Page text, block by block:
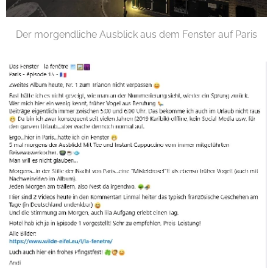
Der morgendliche Ausblick aus dem Fenster auf Paris